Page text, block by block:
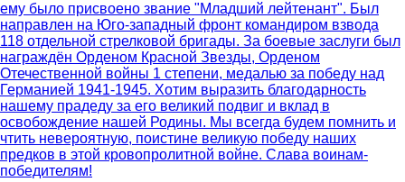
ему было присвоено звание "Младший лейтенант". Был
направлен на Юго-западный фронт командиром взвода
118 отдельной стрелковой бригады. За боевые заслуги был
награждён Орденом Красной Звезды, Орденом
Отечественной войны 1 степени, медалью за победу над
Германией 1941-1945. Хотим выразить благодарность
нашему прадеду за его великий подвиг и вклад в
освобождение нашей Родины. Мы всегда будем помнить и
чтить невероятную, поистине великую победу наших
предков в этой кровопролитной войне. Слава воинам-
победителям!